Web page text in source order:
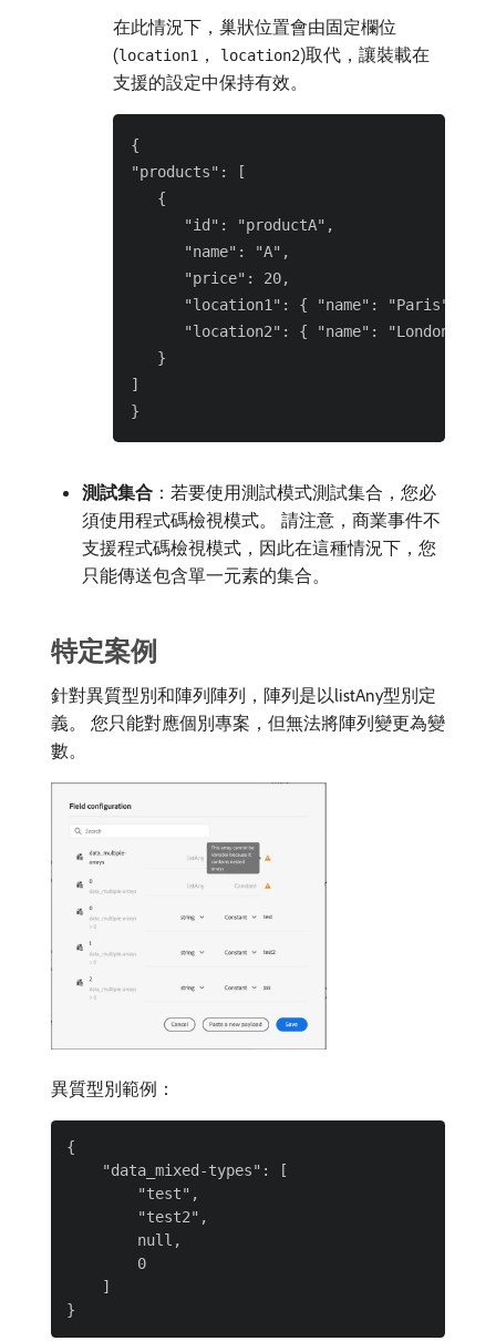
在此情況下，巢狀位置會由固定欄位
(location1 ， location2)取代，讓裝載在
支援的設定中保持有效。
{
"products": [
   {
      "id": "productA",
      "name": "A",
      "price": 20,
      "location1": { "name": "Paris" },
      "location2": { "name": "London" }
   }
]
測試集合 ：若要使用測試模式測試集合，您必
須使用程式碼檢視模式。 請注意，商業事件不
支援程式碼檢視模式，因此在這種情況下，您
只能傳送包含單一元素的集合。
特定案例
針對異質型別和陣列陣列，陣列是以listAny型別定
義。 您只能對應個別專案，但無法將陣列變更為變
數。
異質型別範例：
{
    "data_mixed-types": [
        "test",
        "test2",
        null,
        0
    ]